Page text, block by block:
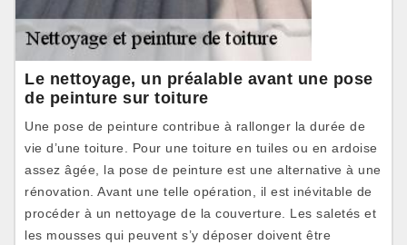
Le nettoyage, un préalable avant une pose
de peinture sur toiture
Une pose de peinture contribue à rallonger la durée de
vie d’une toiture. Pour une toiture en tuiles ou en ardoise
assez âgée, la pose de peinture est une alternative à une
rénovation. Avant une telle opération, il est inévitable de
procéder à un nettoyage de la couverture. Les saletés et
les mousses qui peuvent s’y déposer doivent être